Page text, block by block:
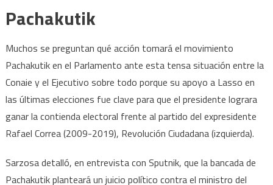
Pachakutik
Muchos se preguntan qué acción tomará el movimiento
Pachakutik en el Parlamento ante esta tensa situación entre la
Conaie y el Ejecutivo sobre todo porque su apoyo a Lasso en
las últimas elecciones fue clave para que el presidente lograra
ganar la contienda electoral frente al partido del expresidente
Rafael Correa (2009-2019), Revolución Ciudadana (izquierda).
Sarzosa detalló, en entrevista con Sputnik, que la bancada de
Pachakutik planteará un juicio político contra el ministro del